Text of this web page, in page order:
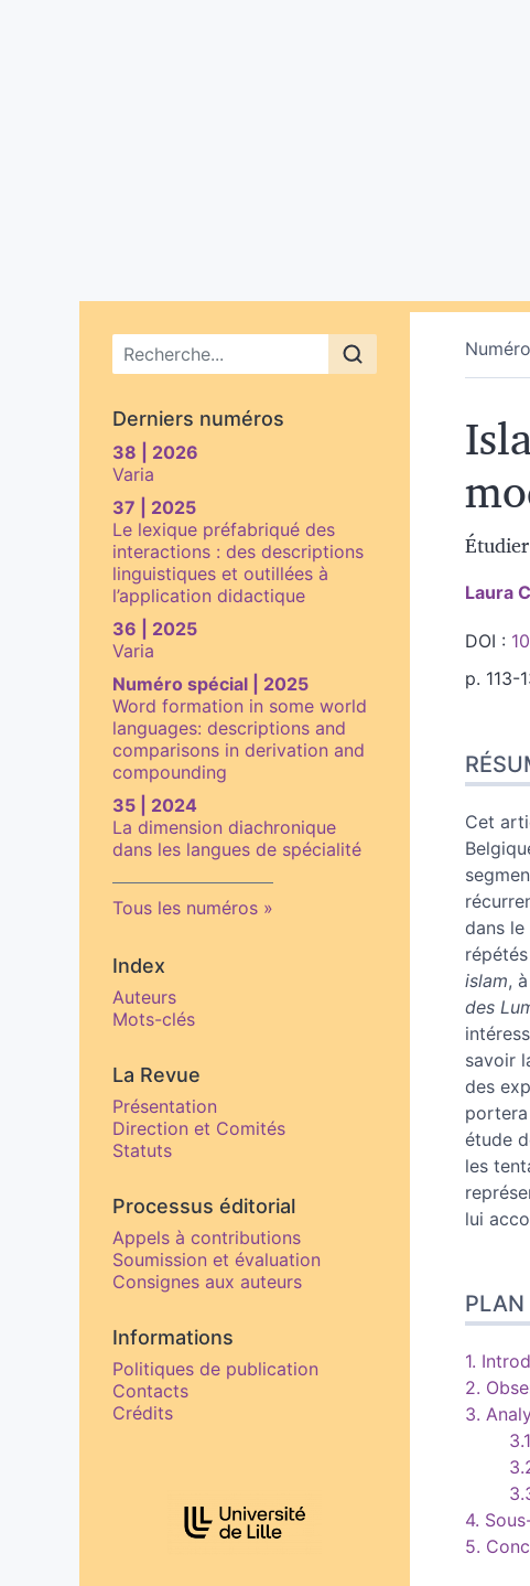
Menu principal
Derniers numéros
38 | 2026
Varia
37 | 2025
Le lexique préfabriqué des
interactions : des descriptions
linguistiques et outillées à
l’application didactique
36 | 2025
Varia
Numéro spécial | 2025
Word formation in some world
languages: descriptions and
comparisons in derivation and
compounding
35 | 2024
La dimension diachronique
dans les langues de spécialité
Tous les numéros
Index
Auteurs
Mots-clés
La Revue
Présentation
Direction et Comités
Statuts
Processus éditorial
Appels à contributions
Soumission et évaluation
Consignes aux auteurs
Informations
Politiques de publication
Contacts
Crédits
Laura
DOI :
p. 113-
Index
Plan
Texte
Notes
Citer
Auteurs
Cet
dans le
islam,
des
savoir
des
portera
étude
les
lui
PLAN
1.
2.
3.
4.
5.